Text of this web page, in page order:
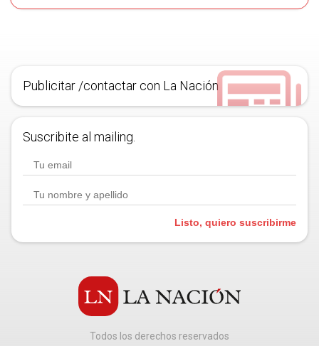
Publicitar /contactar con La Nación
Suscribite al mailing.
Listo, quiero suscribirme
Todos los derechos reservados